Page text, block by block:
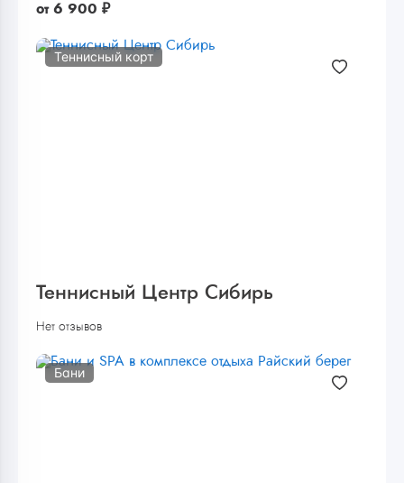
от 6 900 ₽
Теннисный корт
Теннисный Центр Сибирь
Нет отзывов
Бани